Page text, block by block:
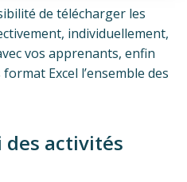
de télécharger les
individuellement,
vos apprenants, enfin
Excel l’ensemble des
des activités